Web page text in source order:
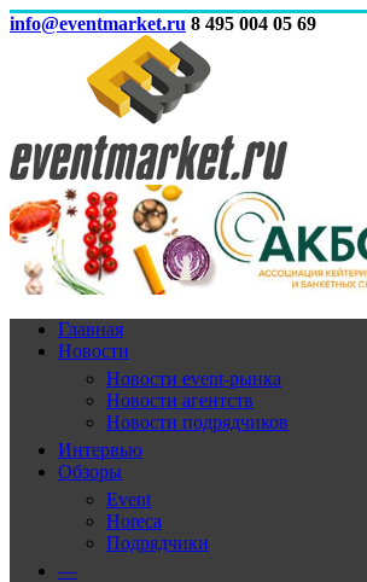
info@eventmarket.ru 8 495 004 05 69
Главная
Новости
Новости event-рынка
Новости агентств
Новости подрядчиков
Интервью
Обзоры
Event
Horeca
Подрядчики
—